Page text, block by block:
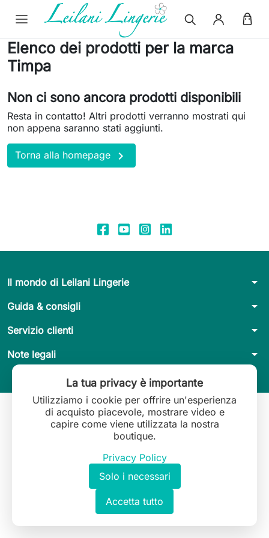
Elenco dei prodotti per la marca
Timpa
Non ci sono ancora prodotti disponibili
Resta in contatto! Altri prodotti verranno mostrati qui
non appena saranno stati aggiunti.
Torna alla homepage 
Il mondo di Leilani Lingerie arrow_drop_down
Guida & consigli arrow_drop_down
Servizio clienti arrow_drop_down
Note legali arrow_drop_down
La tua privacy è importante
Utilizziamo i cookie per offrire un'esperienza
di acquisto piacevole, mostrare video e
capire come viene utilizzata la nostra
boutique.
Privacy Policy
Solo i necessari
Accetta tutto